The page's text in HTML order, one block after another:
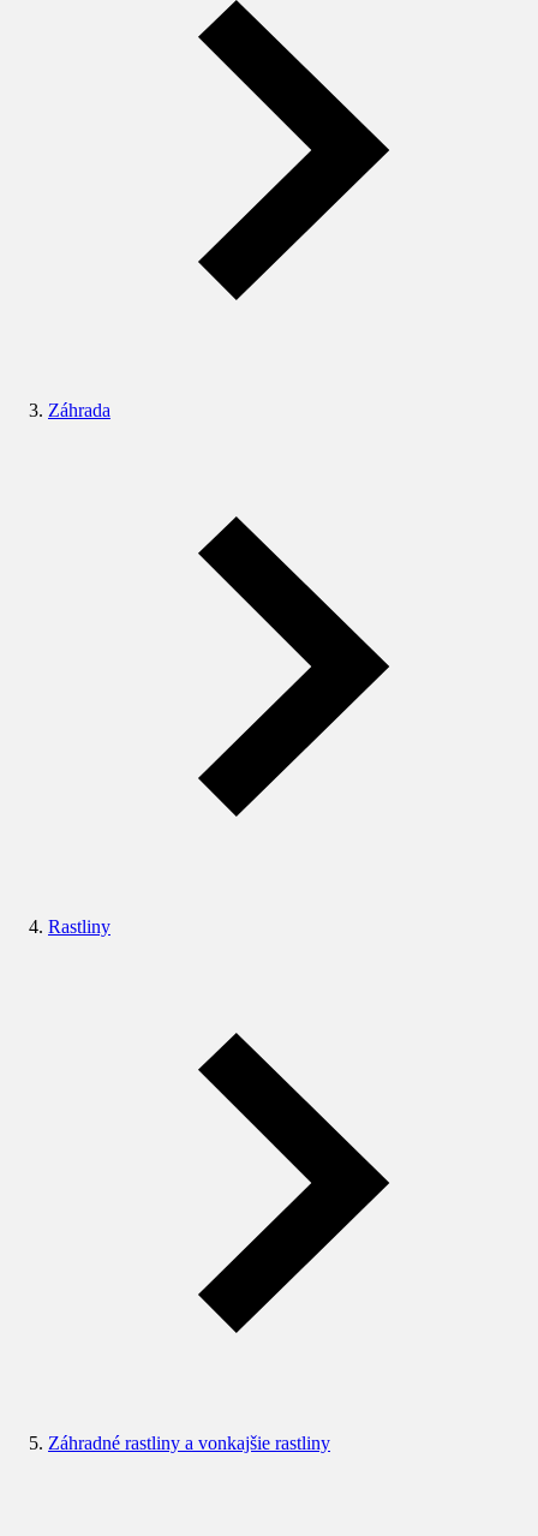
Záhrada
Rastliny
Záhradné rastliny a vonkajšie rastliny